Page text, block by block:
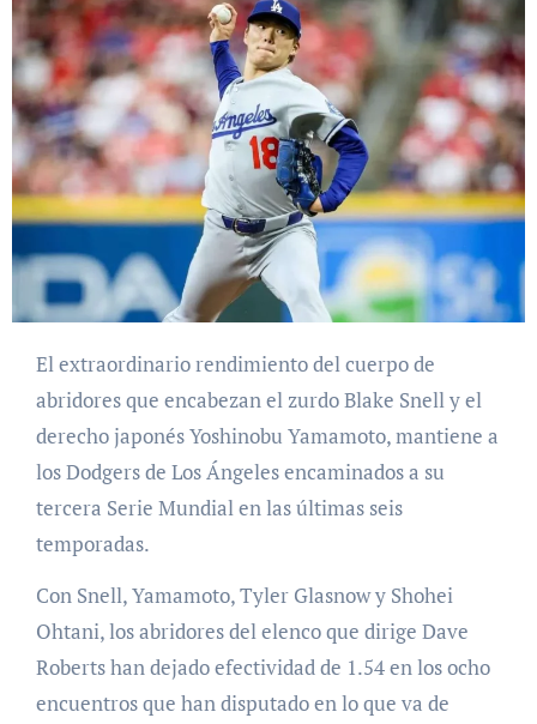
El extraordinario rendimiento del cuerpo de
abridores que encabezan el zurdo Blake Snell y el
derecho japonés Yoshinobu Yamamoto, mantiene a
los Dodgers de Los Ángeles encaminados a su
tercera Serie Mundial en las últimas seis
temporadas.
Con Snell, Yamamoto, Tyler Glasnow y Shohei
Ohtani, los abridores del elenco que dirige Dave
Roberts han dejado efectividad de 1.54 en los ocho
encuentros que han disputado en lo que va de